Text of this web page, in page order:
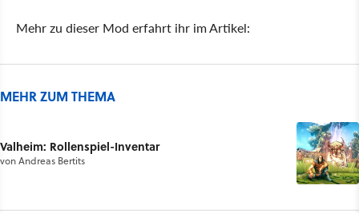
Mehr zu dieser Mod erfahrt ihr im Artikel:
MEHR ZUM THEMA
Valheim: Rollenspiel-Inventar
vonAndreas Bertits